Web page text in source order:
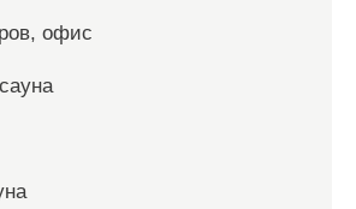
офис